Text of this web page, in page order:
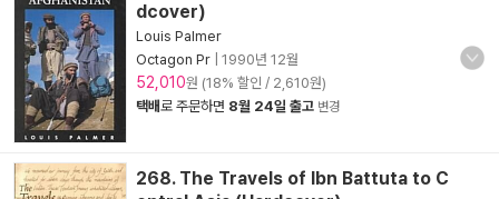
dcover)
Louis Palmer
Octagon Pr
1990년 12월
52,010원 (18% 할인 / 2,610원)
택배로 주문하면 8월 24일 출고 변경
268. The Travels of Ibn Battuta to C